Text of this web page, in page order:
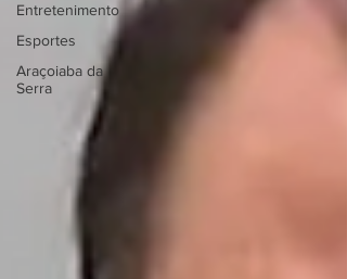
Entretenimento
Esportes
Araçoiaba da
Serra